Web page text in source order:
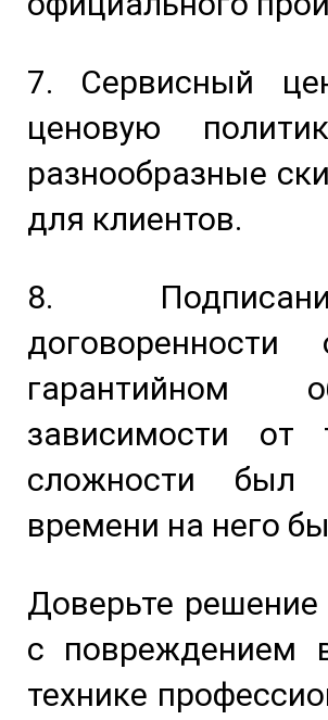
7. Сервисный
ценовую
разнообразные
для клиентов.
8.
гарантийном
зависимости от
сложности был
времени на него
Доверьте
с повреждением
технике